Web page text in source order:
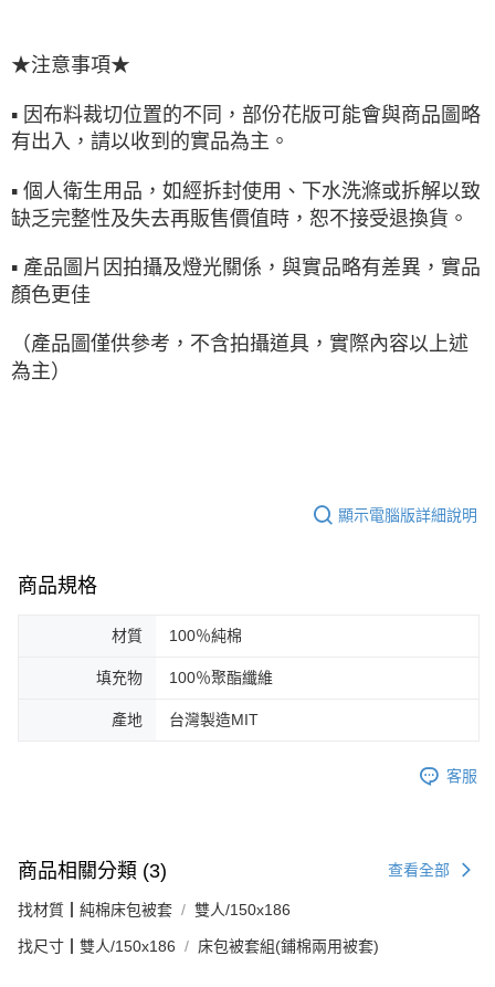
★注意事項★
▪ 因布料裁切位置的不同，部份花版可能會與商品圖略
有出入，請以收到的實品為主。
▪ 個人衛生用品，如經拆封使用、下水洗滌或拆解以致
缺乏完整性及失去再販售價值時，恕不接受退換貨。
▪ 產品圖片因拍攝及燈光關係，與實品略有差異，實品
顏色更佳
（產品圖僅供參考，不含拍攝道具，實際內容以上述
為主）
顯示電腦版詳細說明
商品規格
材質 100％純棉
填充物 100％聚酯纖維
產地 台灣製造MIT
客服
商品相關分類 (3) 查看全部
找材質┃純棉床包被套 雙人/150x186
找尺寸┃雙人/150x186 床包被套組(鋪棉兩用被套)